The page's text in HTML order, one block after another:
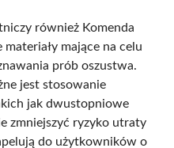
również Komenda
mające na celu
prób oszustwa.
jest stosowanie
jak dwustopniowe
zmniejszyć ryzyko utraty
do użytkowników o